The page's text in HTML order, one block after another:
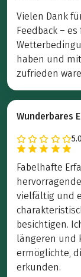
Vielen Dank
Feedback –
haben und
zufrieden
Wunderbares
5.0
Fabelhafte
vielfältig und
besichtigen.
längeren und
ermöglichte,
erkunden.